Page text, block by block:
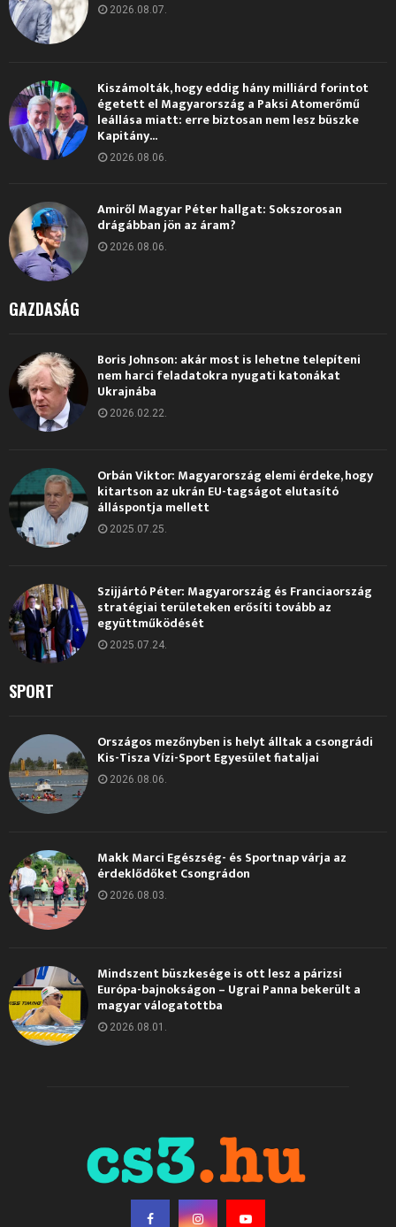
2026.08.07.
Kiszámolták, hogy eddig hány milliárd forintot
égetett el Magyarország a Paksi Atomerőmű
leállása miatt: erre biztosan nem lesz büszke
Kapitány...
2026.08.06.
Amiről Magyar Péter hallgat: Sokszorosan
drágábban jön az áram?
2026.08.06.
GAZDASÁG
Boris Johnson: akár most is lehetne telepíteni
nem harci feladatokra nyugati katonákat
Ukrajnába
2026.02.22.
Orbán Viktor: Magyarország elemi érdeke, hogy
kitartson az ukrán EU-tagságot elutasító
álláspontja mellett
2025.07.25.
Szijjártó Péter: Magyarország és Franciaország
stratégiai területeken erősíti tovább az
együttműködését
2025.07.24.
SPORT
Országos mezőnyben is helyt álltak a csongrádi
Kis-Tisza Vízi-Sport Egyesület fiataljai
2026.08.06.
Makk Marci Egészség- és Sportnap várja az
érdeklődőket Csongrádon
2026.08.03.
Mindszent büszkesége is ott lesz a párizsi
Európa-bajnokságon – Ugrai Panna bekerült a
magyar válogatottba
2026.08.01.